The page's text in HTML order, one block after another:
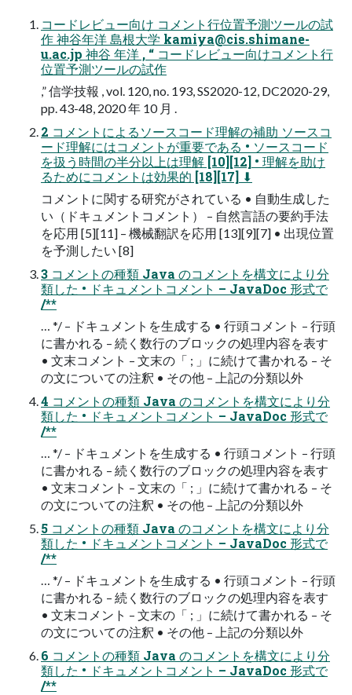
コードレビュー向け コメント行位置予測ツールの試
作 神谷年洋 島根大学 kamiya@cis.shimane-
u.ac.jp 神谷 年洋 , “ コードレビュー向けコメント行
位置予測ツールの試作
,” 信学技報 , vol. 120, no. 193, SS2020-12, DC2020-29,
pp. 43-48, 2020 年 10 月 .
2 コメントによるソースコード理解の補助 ソースコ
ード理解にはコメントが重要である • ソースコード
を扱う時間の半分以上は理解 [10][12] • 理解を助け
るためにコメントは効果的 [18][17] ⬇
コメントに関する研究がされている • 自動生成した
い（ドキュメントコメント） – 自然言語の要約手法
を応用 [5][11] – 機械翻訳を応用 [13][9][7] • 出現位置
を予測したい [8]
3 コメントの種類 Java のコメントを構文により分
類した • ドキュメントコメント – JavaDoc 形式で
/**
… */ – ドキュメントを生成する • 行頭コメント – 行頭
に書かれる – 続く数行のブロックの処理内容を表す
• 文末コメント – 文末の「 ; 」に続けて書かれる – そ
の文についての注釈 • その他 – 上記の分類以外
4 コメントの種類 Java のコメントを構文により分
類した • ドキュメントコメント – JavaDoc 形式で
/**
… */ – ドキュメントを生成する • 行頭コメント – 行頭
に書かれる – 続く数行のブロックの処理内容を表す
• 文末コメント – 文末の「 ; 」に続けて書かれる – そ
の文についての注釈 • その他 – 上記の分類以外
5 コメントの種類 Java のコメントを構文により分
類した • ドキュメントコメント – JavaDoc 形式で
/**
… */ – ドキュメントを生成する • 行頭コメント – 行頭
に書かれる – 続く数行のブロックの処理内容を表す
• 文末コメント – 文末の「 ; 」に続けて書かれる – そ
の文についての注釈 • その他 – 上記の分類以外
6 コメントの種類 Java のコメントを構文により分
類した • ドキュメントコメント – JavaDoc 形式で
/**